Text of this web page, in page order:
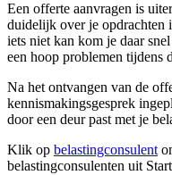
Een offerte aanvragen is
duidelijk over je opdrachten
iets niet kan kom je daar
een hoop problemen tijdens
Na het ontvangen van de
kennismakingsgesprek
door een deur past met je
Klik op belastingconsulent
belastingconsulenten uit